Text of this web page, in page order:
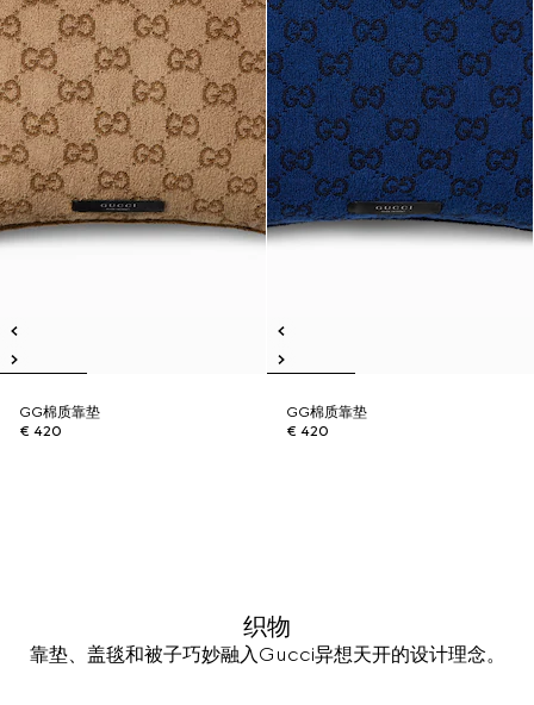
GG棉质靠垫
€ 420
GG棉质靠垫
€ 420
织物
靠垫、盖毯和被子巧妙融入Gucci异想天开的设计理念。